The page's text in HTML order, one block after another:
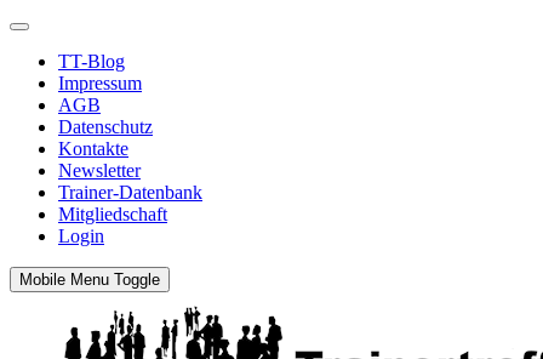
TT-Blog
Impressum
AGB
Datenschutz
Kontakte
Newsletter
Trainer-Datenbank
Mitgliedschaft
Login
Mobile Menu Toggle